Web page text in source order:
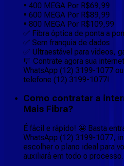
• 400 MEGA Por R$69,99
• 600 MEGA Por R$89,99
• 800 MEGA Por R$109,99
✅ Fibra óptica de ponta a
✅ Sem franquia de dados
✅ Ultraestável para vídeos,
💬 Contrate agora sua
WhatsApp (12) 3199-1077
telefone (12) 3199-1077!
Como contratar a
Mais Fibra?
É fácil e rápido! 🤩 Basta
WhatsApp (12) 3199-1077,
escolher o plano ideal para
auxiliará em todo o processo.